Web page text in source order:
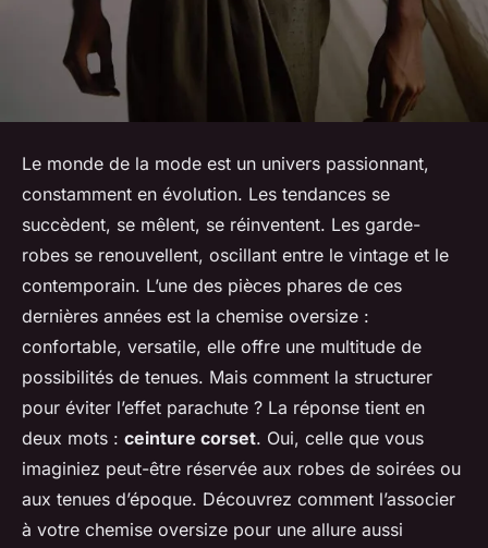
Le monde de la mode est un univers passionnant,
constamment en évolution. Les tendances se
succèdent, se mêlent, se réinventent. Les garde-
robes se renouvellent, oscillant entre le vintage et le
contemporain. L’une des pièces phares de ces
dernières années est la chemise oversize :
confortable, versatile, elle offre une multitude de
possibilités de tenues. Mais comment la structurer
pour éviter l’effet parachute ? La réponse tient en
deux mots : ceinture corset. Oui, celle que vous
imaginiez peut-être réservée aux robes de soirées ou
aux tenues d’époque. Découvrez comment l’associer
à votre chemise oversize pour une allure aussi